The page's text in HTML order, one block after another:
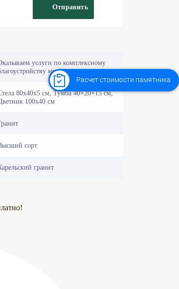
Отправить
услуги по комплексному
могил «под ключ».
80х40х5 см, Тумба 40×20×15 см,
100х40 см
сорт
гранит
Расчет стоимости памятника